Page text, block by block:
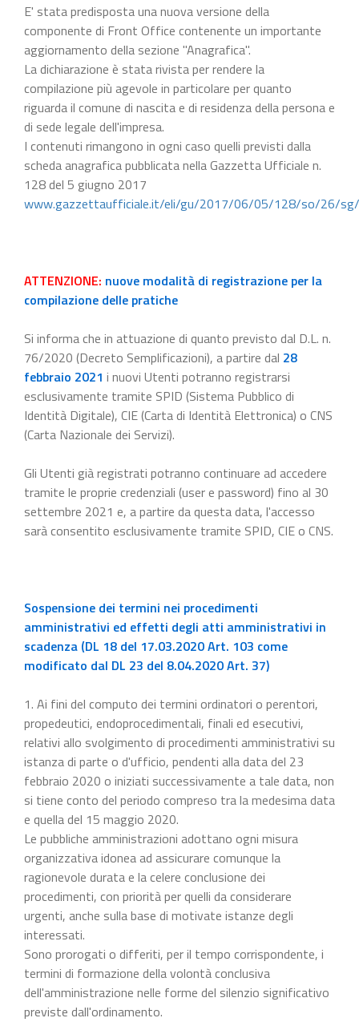
E' stata predisposta una nuova versione della
componente di Front Office contenente un importante
aggiornamento della sezione "Anagrafica".
La dichiarazione è stata rivista per rendere la
compilazione più agevole in particolare per quanto
riguarda il comune di nascita e di residenza della persona e
di sede legale dell'impresa.
I contenuti rimangono in ogni caso quelli previsti dalla
scheda anagrafica pubblicata nella Gazzetta Ufficiale n.
128 del 5 giugno 2017
www.gazzettaufficiale.it/eli/gu/2017/06/05/128/so/26/
ATTENZIONE: nuove modalità di registrazione per la
compilazione delle pratiche
Si informa che in attuazione di quanto previsto dal D.L. n.
76/2020 (Decreto Semplificazioni), a partire dal 28
febbraio 2021 i nuovi Utenti potranno registrarsi
esclusivamente tramite SPID (Sistema Pubblico di
Identità Digitale), CIE (Carta di Identità Elettronica) o CNS
(Carta Nazionale dei Servizi).
Gli Utenti già registrati potranno continuare ad accedere
tramite le proprie credenziali (user e password) fino al 30
settembre 2021 e, a partire da questa data, l'accesso
sarà consentito esclusivamente tramite SPID, CIE o CNS.
Sospensione dei termini nei procedimenti
amministrativi ed effetti degli atti amministrativi in
scadenza (DL 18 del 17.03.2020 Art. 103 come
modificato dal DL 23 del 8.04.2020 Art. 37)
1. Ai fini del computo dei termini ordinatori o perentori,
propedeutici, endoprocedimentali, finali ed esecutivi,
relativi allo svolgimento di procedimenti amministrativi su
istanza di parte o d'ufficio, pendenti alla data del 23
febbraio 2020 o iniziati successivamente a tale data, non
si tiene conto del periodo compreso tra la medesima data
e quella del 15 maggio 2020.
Le pubbliche amministrazioni adottano ogni misura
organizzativa idonea ad assicurare comunque la
ragionevole durata e la celere conclusione dei
procedimenti, con priorità per quelli da considerare
urgenti, anche sulla base di motivate istanze degli
interessati.
Sono prorogati o differiti, per il tempo corrispondente, i
termini di formazione della volontà conclusiva
dell'amministrazione nelle forme del silenzio significativo
previste dall'ordinamento.